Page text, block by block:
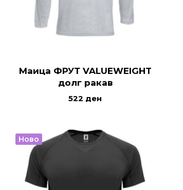
Маица ФРУТ VALUEWEIGHT
долг ракав
522 ден
Ново